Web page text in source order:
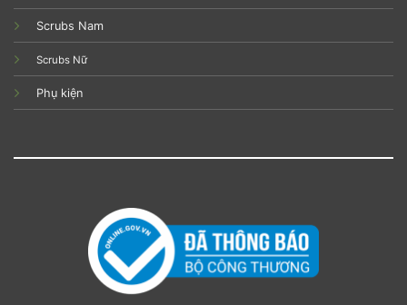
Scrubs Nam
Scrubs Nữ
Phụ kiện